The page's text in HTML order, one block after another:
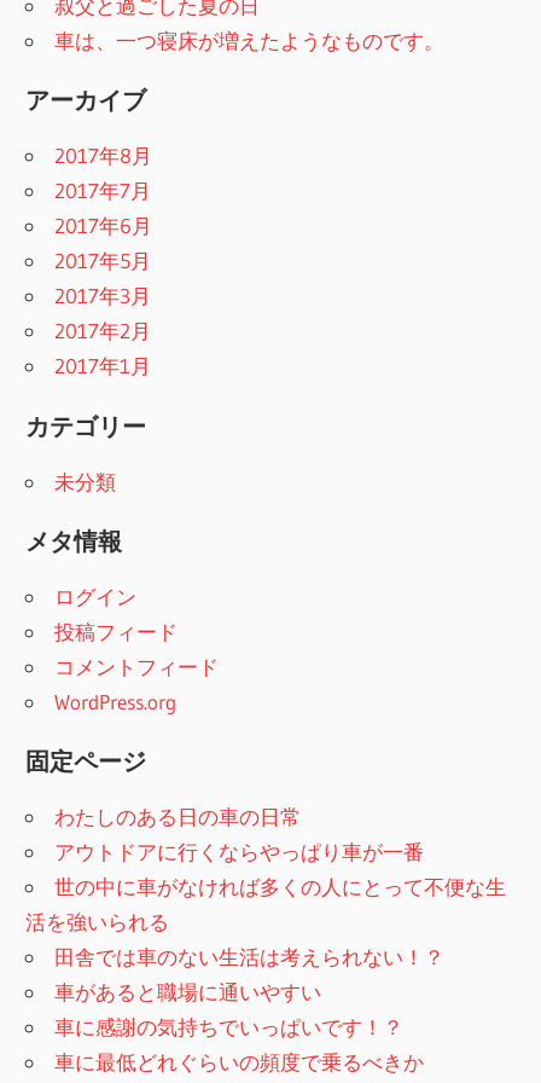
ン
叔父と過ごした夏の日
車は、一つ寝床が増えたようなものです。
アーカイブ
2017年8月
2017年7月
2017年6月
2017年5月
2017年3月
2017年2月
2017年1月
カテゴリー
未分類
メタ情報
ログイン
投稿フィード
コメントフィード
WordPress.org
固定ページ
わたしのある日の車の日常
アウトドアに行くならやっぱり車が一番
世の中に車がなければ多くの人にとって不便な生
活を強いられる
田舎では車のない生活は考えられない！？
車があると職場に通いやすい
車に感謝の気持ちでいっぱいです！？
車に最低どれぐらいの頻度で乗るべきか